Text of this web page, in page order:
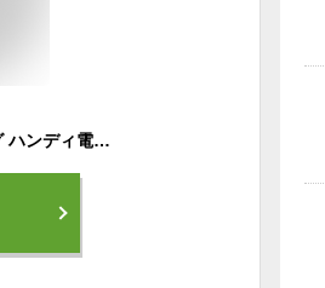
筋膜 リリース ガン 20段階強力振動 トレーニング ハンディ電動 ハンディガン 6種類ヘッド 収納ケース付き 静音 ストレッチ 肩 首 腰 背中【医療用 肩こり 首こり 解消グッズ マッサージ器 マッサージガン ではありません】母の日 プレゼント ギフト